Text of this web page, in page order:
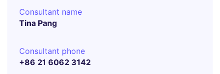
Consultant name
Tina Pang
Consultant phone
+86 21 6062 3142